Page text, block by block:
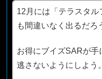
12月には「テラスタル
も間違いなく出るだろ
お得にブイズSARが手
逃さないようにしよう。